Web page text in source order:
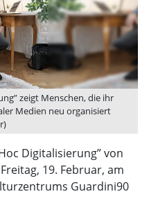
zeigt Menschen, die ihr
Medien neu organisiert
Digitalisierung” von
19. Februar, am
Guardini90